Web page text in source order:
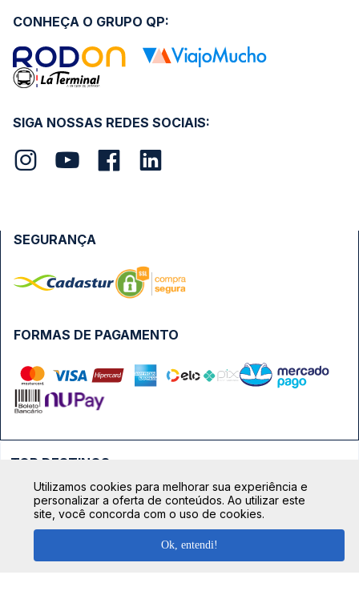
SIGA NOSSAS REDES SOCIAIS:
CONHEÇA O GRUPO QP:
FORMAS DE PAGAMENTO
SEGURANÇA
TOP DESTINOS
Ônibus Rio de Janeiro
Ônibus São Paulo
TOP VIAÇÕES
Passagens Cometa
Passagens Gontijo
Utilizamos cookies para melhorar sua experiência e
personalizar a oferta de conteúdos. Ao utilizar este
site, você concorda com o uso de cookies.
Ok, entendi!